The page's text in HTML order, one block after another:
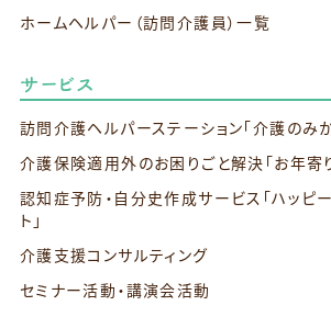
ホームヘルパー（訪問介護員）一覧
サービス
訪問介護ヘルパーステーション「介護のみ
介護保険適用外のお困りごと解決 「お年寄
認知症予防・自分史作成サービス 「ハッピ
ト」
介護支援コンサルティング
セミナー活動・講演会活動